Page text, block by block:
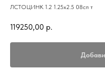
ЛСТОЦИНК 1.2 1.25х2.5 08сп т
119250,00 р.